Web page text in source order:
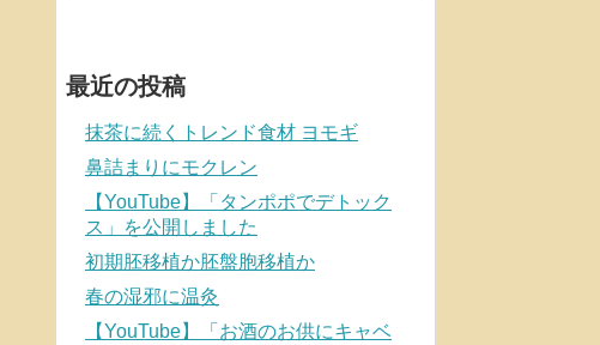
最近の投稿
抹茶に続くトレンド食材 ヨモギ
鼻詰まりにモクレン
【YouTube】「タンポポでデトック
ス」を公開しました
初期胚移植か胚盤胞移植か
春の湿邪に温灸
【YouTube】「お酒のお供にキャベ